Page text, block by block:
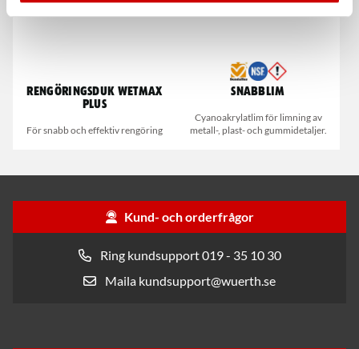
Rengöringsduk Wetmax
Plus
För snabb och effektiv rengöring
Snabblim
Cyanoakrylatlim för limning av
metall-, plast- och gummidetaljer.
Kund- och orderfrågor
Ring kundsupport 019 - 35 10 30
Maila kundsupport@wuerth.se